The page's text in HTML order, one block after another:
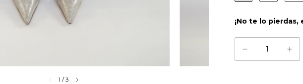
1 /3
¡No te lo pierdas,